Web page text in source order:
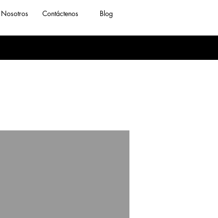
Nosotros Contáctenos Blog